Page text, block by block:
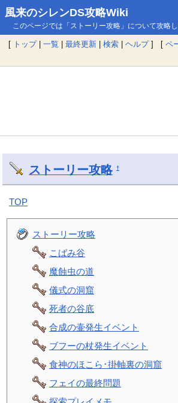
風来のシレンDS攻略Wiki
このページでは「ストーリー攻略」について攻略し
[ トップ| 一覧 | 最終更新 | 検索 | ヘルプ] [ ペ
ストーリー攻略 †
TOP
ストーリー攻略
こばみ谷
魔蝕虫の道
儀式の洞窟
死者の谷底
合成の壷発生イベント
ブフーの杖発生イベント
食神のほこら･掛軸裏の洞窟
フェイの最終問題